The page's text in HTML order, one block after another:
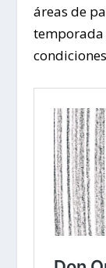
áreas de